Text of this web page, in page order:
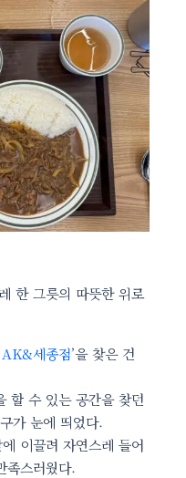
한 그릇의 따뜻한 위로
세종점’을 찾은 건
할 수 있는 공간을 찾던
가 눈에 띄었다.
이끌려 자연스레 들어
족스러웠다.